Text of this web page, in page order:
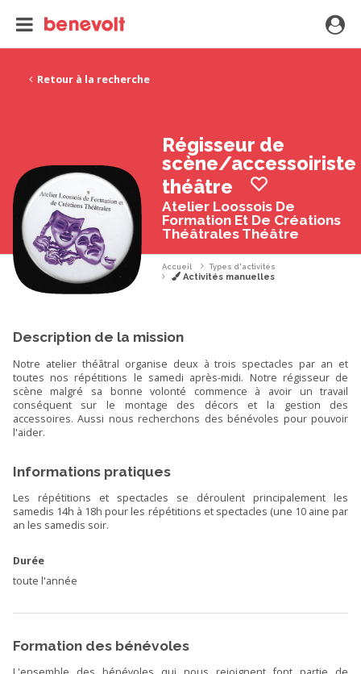
Retour à la recherche
Régisseur de
scène/accessoiriste
théâtre
Atelier Loossois De
Formation Et De Créations
Théâtrales Théâtre
Accueil Types d'activités
Activités manuelles
Description de la mission
Notre atelier théâtral organise deux à trois spectacles par an et
toutes nos répétitions le samedi après-midi. Notre régisseur de
scène malgré sa bonne volonté commence à avoir un travail
conséquent sur le montage des décors et la gestion des
accessoires. Aussi nous recherchons des bénévoles pour pouvoir
l'aider.
Informations pratiques
Les répétitions et spectacles se déroulent principalement les
samedis 14h à 18h pour les répétitions et spectacles (une 10 aine par
an les samedis soir.
Durée
toute l'année
Formation des bénévoles